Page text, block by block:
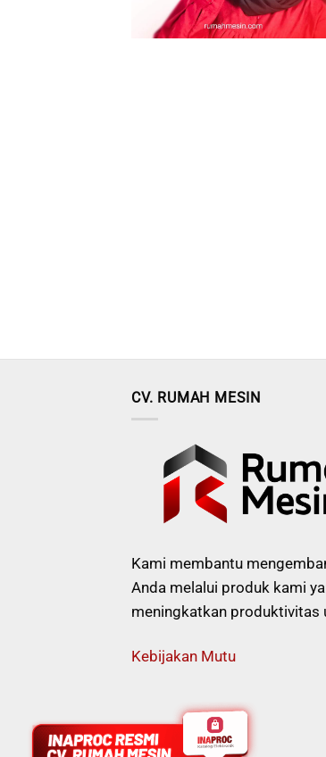
CV. RUMAH MESIN
Kami membantu
Anda melalui produk kami
meningkatkan produktivitas
Kebijakan Mutu